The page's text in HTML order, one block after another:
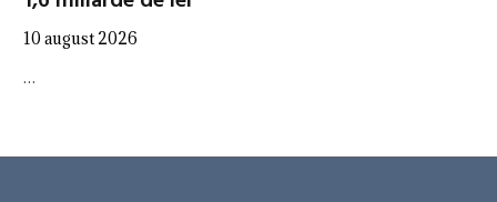
10 august 2026
…